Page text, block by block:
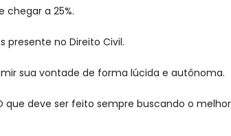
chegar a 25%.
no Direito Civil.
sua vontade de forma lúcida e autônoma.
que deve ser feito sempre buscando o melhor